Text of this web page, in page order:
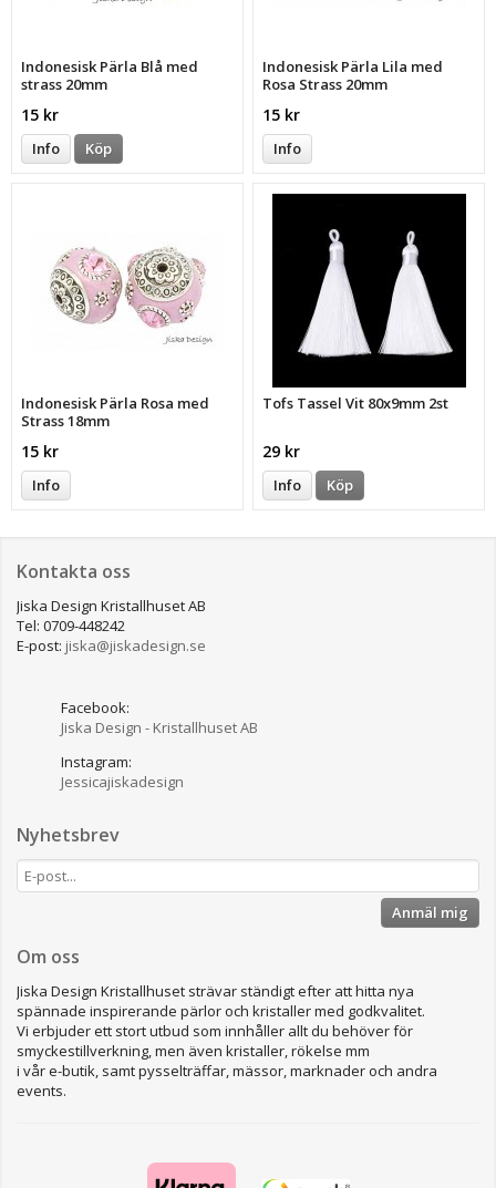
Indonesisk Pärla Blå med
strass 20mm
15 kr
Info Köp
Indonesisk Pärla Lila med
Rosa Strass 20mm
15 kr
Info
Indonesisk Pärla Rosa med
Strass 18mm
15 kr
Info
Tofs Tassel Vit 80x9mm 2st
29 kr
Info Köp
Kontakta oss
Jiska Design Kristallhuset AB
Tel: 0709-448242
E-post: jiska@jiskadesign.se
Facebook:
Jiska Design - Kristallhuset AB
Instagram:
Jessicajiskadesign
Nyhetsbrev
Anmäl mig
Om oss
Jiska Design Kristallhuset strävar ständigt efter att hitta nya
spännade inspirerande pärlor och kristaller med godkvalitet.
Vi erbjuder ett stort utbud som innhåller allt du behöver för
smyckestillverkning, men även kristaller, rökelse mm
i vår e-butik, samt pysselträffar, mässor, marknader och andra
events.